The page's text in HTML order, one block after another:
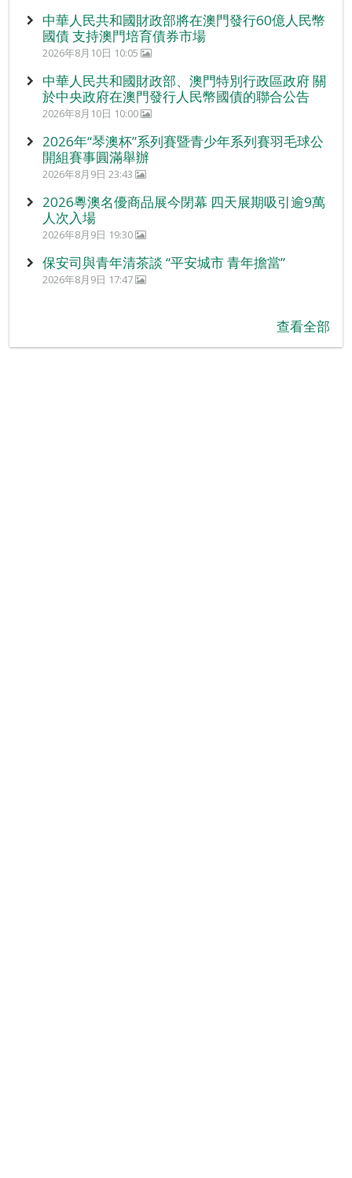
中華人民共和國財政部將在澳門發行60億人民幣
國債 支持澳門培育債券市場
2026年8月10日 10:05
中華人民共和國財政部、澳門特別行政區政府 關
於中央政府在澳門發行人民幣國債的聯合公告
2026年8月10日 10:00
2026年“琴澳杯”系列賽暨青少年系列賽羽毛球公
開組賽事圓滿舉辦
2026年8月9日 23:43
2026粵澳名優商品展今閉幕 四天展期吸引逾9萬
人次入場
2026年8月9日 19:30
保安司與青年清茶談 “平安城市 青年擔當”
2026年8月9日 17:47
查看全部